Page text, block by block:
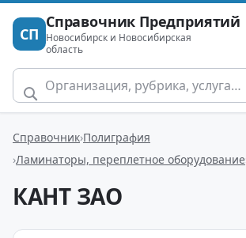
СП
Справочник Предприятий
Новосибирск и Новосибирская
область
Справочник Полиграфия
Ламинаторы, переплетное оборудование
КАНТ ЗАО